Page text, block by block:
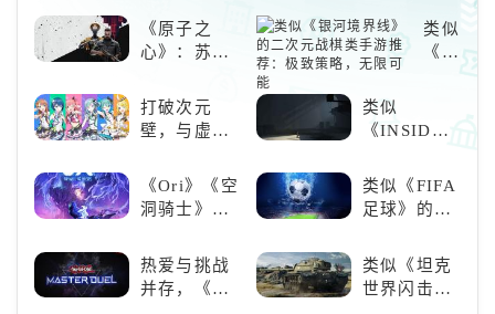
「爆震」，对附近的敌人造成真实
伤害，此效果每3秒至多触发一
次；②角色造成的伤害提升2
0%。角
《原子之
心》：苏联
游戏盛宴与
瑕疵
类似
《银
线》
战棋
类手
荐：
极致
打破次元
壁，与虚拟
写音符物语
类似
《INSIDE》
戏！快动起
你的小脑筋
《Ori》《空
洞骑士》
胞》横向对
比，不知道
入手那个看
类似《FIFA
足球》的足
荐！快来赢
得世界冠军
吧！
热爱与挑战
并存，《游
类似《坦克
世界闪击